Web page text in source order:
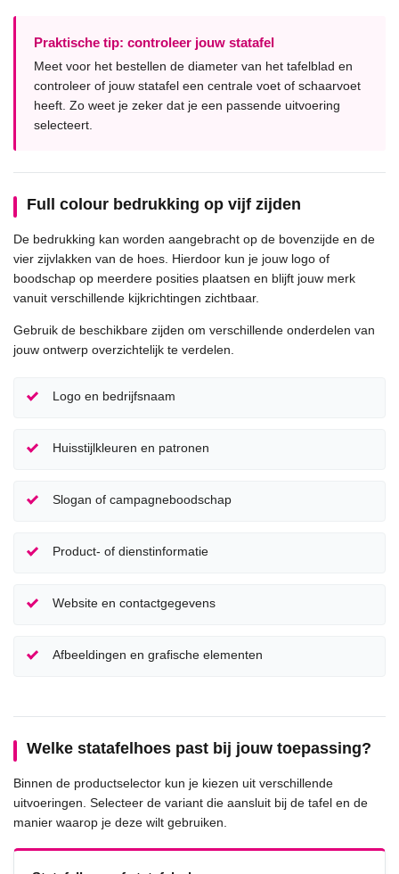
Praktische tip: controleer jouw statafel
Meet voor het bestellen de diameter van het tafelblad en
controleer of jouw statafel een centrale voet of schaarvoet
heeft. Zo weet je zeker dat je een passende uitvoering
selecteert.
Full colour bedrukking op vijf zijden
De bedrukking kan worden aangebracht op de bovenzijde en de
vier zijvlakken van de hoes. Hierdoor kun je jouw logo of
boodschap op meerdere posities plaatsen en blijft jouw merk
vanuit verschillende kijkrichtingen zichtbaar.
Gebruik de beschikbare zijden om verschillende onderdelen van
jouw ontwerp overzichtelijk te verdelen.
Logo en bedrijfsnaam
Huisstijlkleuren en patronen
Slogan of campagneboodschap
Product- of dienstinformatie
Website en contactgegevens
Afbeeldingen en grafische elementen
Welke statafelhoes past bij jouw toepassing?
Binnen de productselector kun je kiezen uit verschillende
uitvoeringen. Selecteer de variant die aansluit bij de tafel en de
manier waarop je deze wilt gebruiken.